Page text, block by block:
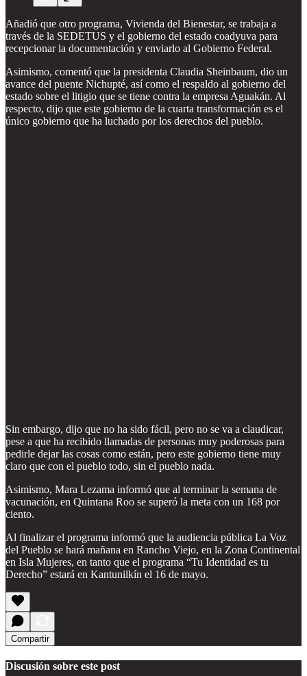
Añadió que otro programa, Vivienda del Bienestar, se trabaja a
través de la SEDETUS y el gobierno del estado coadyuva para
recepcionar la documentación y enviarlo al Gobierno Federal.
Asimismo, comentó que la presidenta Claudia Sheinbaum, dio un
avance del puente Nichupté, así como el respaldo al gobierno del
estado sobre el litigio que se tiene contra la empresa Aguakán. Al
respecto, dijo que este gobierno de la cuarta transformación es el
único gobierno que ha luchado por los derechos del pueblo.
Sin embargo, dijo que no ha sido fácil, pero no se va a claudicar,
pese a que ha recibido llamadas de personas muy poderosas para
pedirle dejar las cosas como están, pero este gobierno tiene muy
claro que con el pueblo todo, sin el pueblo nada.
Asimismo, Mara Lezama informó que al terminar la semana de
vacunación, en Quintana Roo se superó la meta con un 168 por
ciento.
Al finalizar el programa informó que la audiencia pública La Voz
del Pueblo se hará mañana en Rancho Viejo, en la Zona Continental
en Isla Mujeres, en tanto que el programa “Tu Identidad es tu
Derecho” estará en Kantunilkín el 16 de mayo.
Compartir
Discusión sobre este post